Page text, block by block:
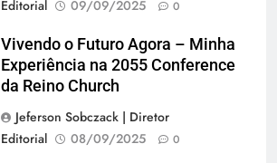
Editorial 09/09/2025 0
Vivendo o Futuro Agora – Minha
Experiência na 2055 Conference
da Reino Church
Jeferson Sobczack | Diretor
Editorial
08/09/2025 0